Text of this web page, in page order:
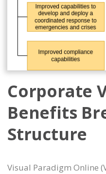
Corporate
Benefits
Structure
Visual Paradigm Online